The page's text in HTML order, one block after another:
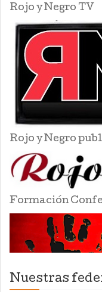
Rojo y Negro TV
Rojo y Negro
Formación
Nuestras